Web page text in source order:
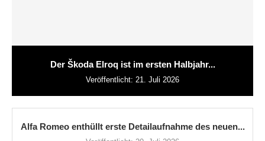
Der Škoda Elroq ist im ersten Halbjahr...
Veröffentlicht: 21. Juli 2026
Alfa Romeo enthüllt erste Detailaufnahme des neuen...